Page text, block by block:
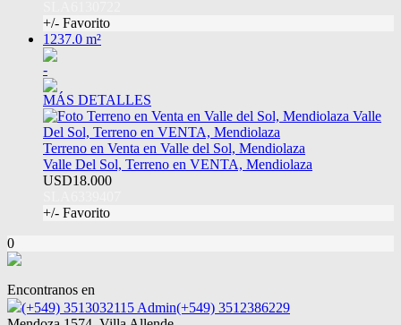
+/- Favorito
1237.0 m²
-
MÁS DETALLES
Terreno en Venta en Valle del Sol, Mendiolaza
Valle Del Sol, Terreno en VENTA, Mendiolaza
USD18.000
+/- Favorito
0
Encontranos en
(+549) 3513032115 Admin(+549) 3512386229